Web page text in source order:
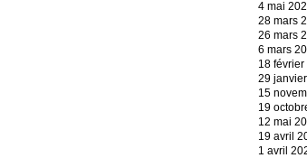
4 mai
28 mars
26 mars
6 mars
18 février
29
15
19
12 mai
19 avril
1 avril